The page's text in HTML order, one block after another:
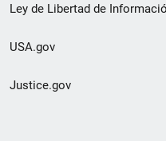
Ley de Libertad de
USA.gov
Justice.gov